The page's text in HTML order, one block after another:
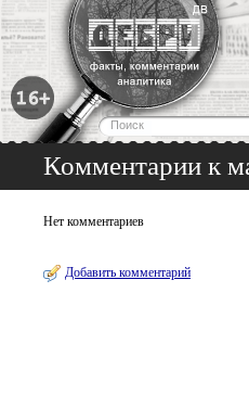
Комментарии к
Нет комментариев
Добавить комментарий